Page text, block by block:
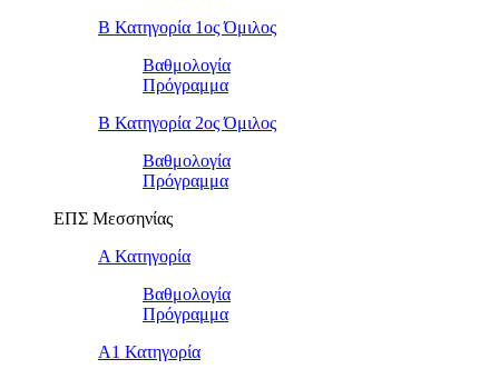
Β Κατηγορία 1ος Όμιλος
Βαθμολογία
Πρόγραμμα
Β Κατηγορία 2ος Όμιλος
Βαθμολογία
Πρόγραμμα
ΕΠΣ Μεσσηνίας
Α Κατηγορία
Βαθμολογία
Πρόγραμμα
Α1 Κατηγορία